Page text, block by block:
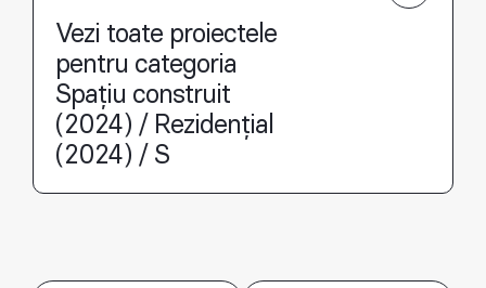
Vezi toate proiectele
pentru categoria
Spațiu construit
(2024) / Rezidențial
(2024) / S